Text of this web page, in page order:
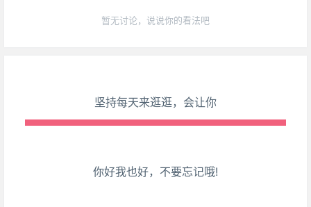
暂无讨论，说说你的看法吧
坚持每天来逛逛，会让你
走路也有劲了！
腰也不酸了！
你好我也好，不要忘记哦!